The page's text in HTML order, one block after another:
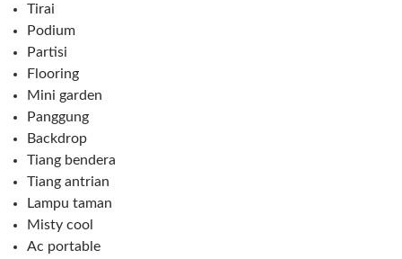
Tirai
Podium
Partisi
Flooring
Mini garden
Panggung
Backdrop
Tiang bendera
Tiang antrian
Lampu taman
Misty cool
Ac portable